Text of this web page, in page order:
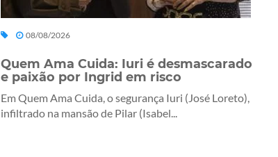
08/08/2026
Quem Ama Cuida: Iuri é desmascarado
e paixão por Ingrid em risco
Em Quem Ama Cuida, o segurança Iuri (José Loreto),
infiltrado na mansão de Pilar (Isabel...